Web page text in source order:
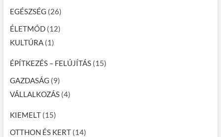
EGÉSZSÉG (26)
ÉLETMÓD(12)
KULTÚRA(1)
ÉPÍTKEZÉS – FELÚJÍTÁS(15)
GAZDASÁG (9)
VÁLLALKOZÁS(4)
KIEMELT(15)
OTTHON ÉS KERT(14)